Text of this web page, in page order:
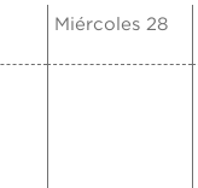
Miércoles 28